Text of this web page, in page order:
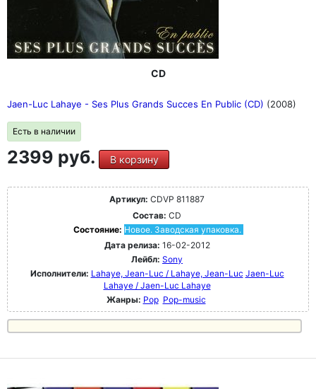
CD
Jaen-Luc Lahaye - Ses Plus Grands Succes En Public (CD) (2008)
Есть в наличии
2399 руб. В корзину
Артикул: CDVP 811887
Состав: CD
Состояние: Новое. Заводская упаковка.
Дата релиза: 16-02-2012
Лейбл: Sony
Исполнители: Lahaye, Jean-Luc / Lahaye, Jean-Luc Jaen-Luc
Lahaye / Jaen-Luc Lahaye
Жанры: Pop Pop-music